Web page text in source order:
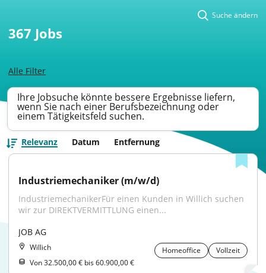
Alle Filter
Suche ändern
367 Jobs
Ihre Jobsuche könnte bessere Ergebnisse liefern,
wenn Sie nach einer Berufsbezeichnung oder
einem Tätigkeitsfeld suchen.
Relevanz Datum Entfernung
Industriemechaniker (m/w/d)
IndustriemechanikerFür einen Kunden in Willich suchen
wir zur DIREKTVERMITTLUNG einen...
JOB AG
Willich Homeoffice
Vollzeit
Von 32.500,00 € bis 60.900,00 €